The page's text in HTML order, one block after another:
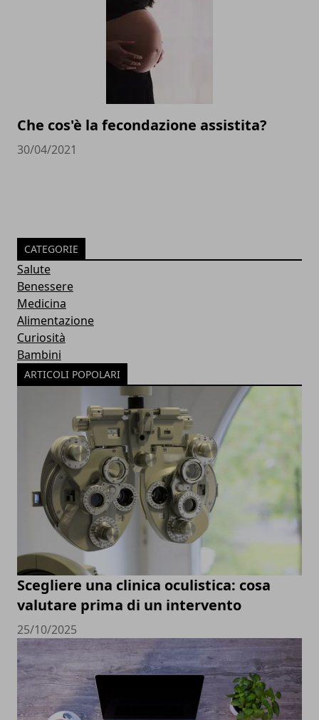
Che cos'è la fecondazione assistita?
30/04/2021
CATEGORIE
Salute
Benessere
Medicina
Alimentazione
Curiosità
Bambini
ARTICOLI POPOLARI
Scegliere una clinica oculistica: cosa
valutare prima di un intervento
25/10/2025